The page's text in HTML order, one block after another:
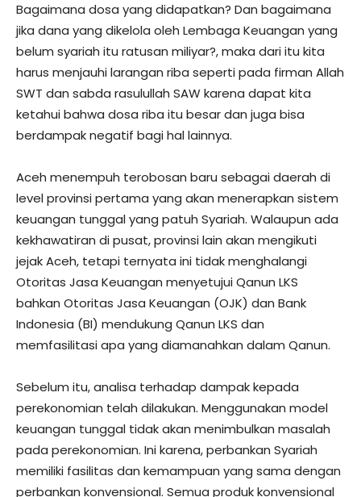
Bagaimana dosa yang didapatkan? Dan bagaimana
jika dana yang dikelola oleh Lembaga Keuangan yang
belum syariah itu ratusan miliyar?, maka dari itu kita
harus menjauhi larangan riba seperti pada firman Allah
SWT dan sabda rasulullah SAW karena dapat kita
ketahui bahwa dosa riba itu besar dan juga bisa
berdampak negatif bagi hal lainnya.
Aceh menempuh terobosan baru sebagai daerah di
level provinsi pertama yang akan menerapkan sistem
keuangan tunggal yang patuh Syariah. Walaupun ada
kekhawatiran di pusat, provinsi lain akan mengikuti
jejak Aceh, tetapi ternyata ini tidak menghalangi
Otoritas Jasa Keuangan menyetujui Qanun LKS
bahkan Otoritas Jasa Keuangan (OJK) dan Bank
Indonesia (BI) mendukung Qanun LKS dan
memfasilitasi apa yang diamanahkan dalam Qanun.
Sebelum itu, analisa terhadap dampak kepada
perekonomian telah dilakukan. Menggunakan model
keuangan tunggal tidak akan menimbulkan masalah
pada perekonomian. Ini karena, perbankan Syariah
memiliki fasilitas dan kemampuan yang sama dengan
perbankan konvensional. Semua produk konvensional